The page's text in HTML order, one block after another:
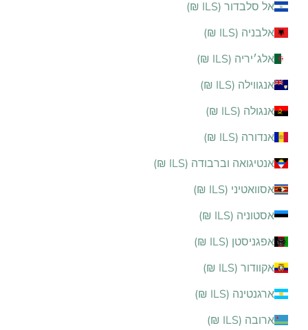
אל סלבדור (ILS ₪)
אלבניה (ILS ₪)
אלג׳יריה (ILS ₪)
אנגווילה (ILS ₪)
אנגולה (ILS ₪)
אנדורה (ILS ₪)
אנטיגואה וברבודה (ILS ₪)
אסוואטיני (ILS ₪)
אסטוניה (ILS ₪)
אפגניסטן (ILS ₪)
אקוודור (ILS ₪)
ארגנטינה (ILS ₪)
ארובה (ILS ₪)